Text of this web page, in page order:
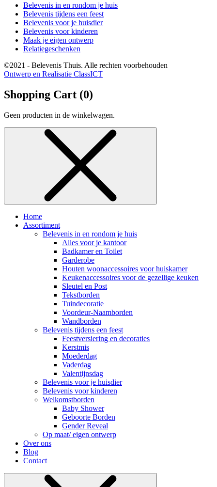
Belevenis in en rondom je huis
Belevenis tijdens een feest
Belevenis voor je huisdier
Belevenis voor kinderen
Maak je eigen ontwerp
Relatiegeschenken
©2021 - Belevenis Thuis. Alle rechten voorbehouden
Ontwerp en Realisatie ClassICT
Shopping Cart (0)
Geen producten in de winkelwagen.
Home
Assortiment
Belevenis in en rondom je huis
Alles voor je kantoor
Badkamer en Toilet
Garderobe
Houten woonaccessoires voor huiskamer
Keukenaccessoires voor de gezellige keuken
Sleutel en Post
Tekstborden
Tuindecoratie
Voordeur-Naamborden
Wandborden
Belevenis tijdens een feest
Feestversiering en decoraties
Kerstmis
Moederdag
Vaderdag
Valentijnsdag
Belevenis voor je huisdier
Belevenis voor kinderen
Welkomstborden
Baby Shower
Geboorte Borden
Gender Reveal
Op maat/ eigen ontwerp
Over ons
Blog
Contact